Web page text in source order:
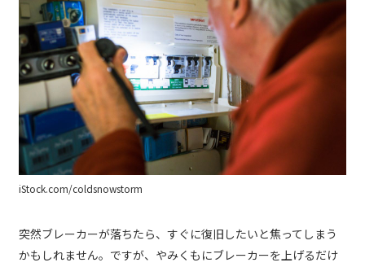
iStock.com/coldsnowstorm
突然ブレーカーが落ちたら、すぐに復旧したいと焦ってしまう
かもしれません。ですが、やみくもにブレーカーを上げるだけ